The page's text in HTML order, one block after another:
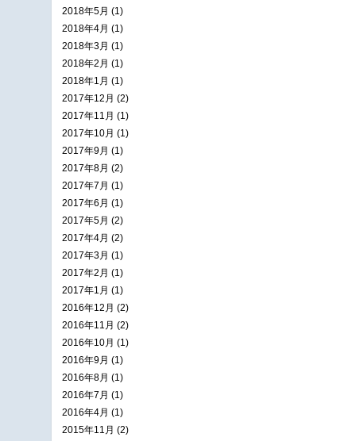
2018年5月 (1)
2018年4月 (1)
2018年3月 (1)
2018年2月 (1)
2018年1月 (1)
2017年12月 (2)
2017年11月 (1)
2017年10月 (1)
2017年9月 (1)
2017年8月 (2)
2017年7月 (1)
2017年6月 (1)
2017年5月 (2)
2017年4月 (2)
2017年3月 (1)
2017年2月 (1)
2017年1月 (1)
2016年12月 (2)
2016年11月 (2)
2016年10月 (1)
2016年9月 (1)
2016年8月 (1)
2016年7月 (1)
2016年4月 (1)
2015年11月 (2)